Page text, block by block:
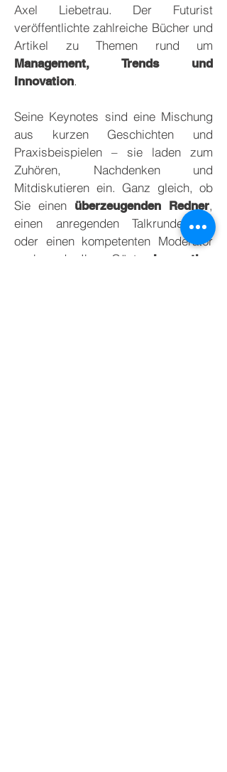
Axel Liebetrau. Der Futurist
veröffentlichte zahlreiche Bücher und
Artikel zu Themen rund um
Management, Trends und
Innovation.
Seine Keynotes sind eine Mischung
aus kurzen Geschichten und
Praxisbeispielen – sie laden zum
Zuhören, Nachdenken und
Mitdiskutieren ein. Ganz gleich, ob
Sie einen überzeugenden Redner,
einen anregenden Talkrundengast
oder einen kompetenten Moderator
suchen, der Ihren Gästen Innovation